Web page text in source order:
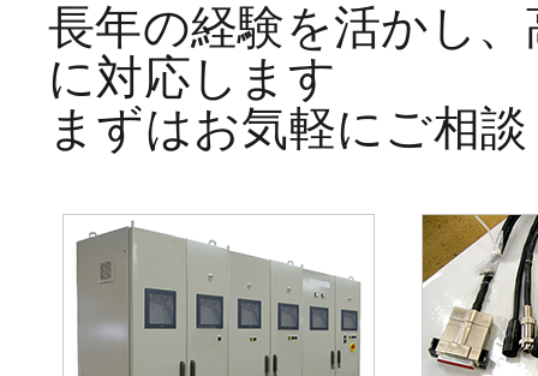
長年の経験を活かし
に対応します
まずはお気軽にご相